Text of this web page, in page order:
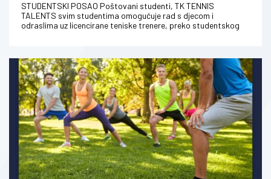
STUDENTSKI POSAO Poštovani studenti, TK TENNIS
TALENTS svim studentima omogućuje rad s djecom i
odraslima uz licencirane teniske trenere, preko studentskog